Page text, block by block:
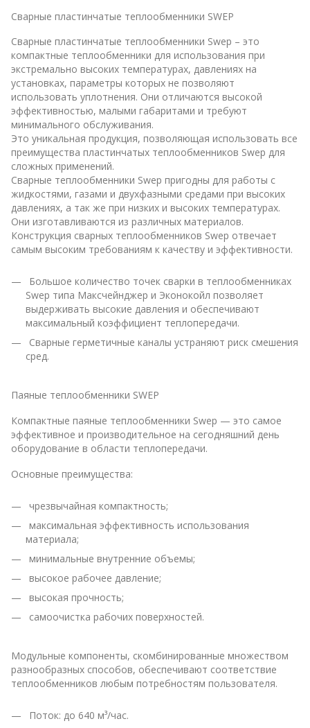
Сварные пластинчатые теплообменники SWEP
Сварные пластинчатые теплообменники Swep – это
компактные теплообменники для использования при
экстремально высоких температурах, давлениях на
установках, параметры которых не позволяют
использовать уплотнения. Они отличаются высокой
эффективностью, малыми габаритами и требуют
минимального обслуживания.
Это уникальная продукция, позволяющая использовать все
преимущества пластинчатых теплообменников Swep для
сложных применений.
Сварные теплообменники Swep пригодны для работы с
жидкостями, газами и двухфазными средами при высоких
давлениях, а так же при низких и высоких температурах.
Они изготавливаются из различных материалов.
Конструкция сварных теплообменников Swep отвечает
самым высоким требованиям к качеству и эффективности.
Большое количество точек сварки в теплообменниках
Swep типа Максчейнджер и Эконокойл позволяет
выдерживать высокие давления и обеспечивают
максимальный коэффициент теплопередачи.
Сварные герметичные каналы устраняют риск смешения
сред.
Паяные теплообменники SWEP
Компактные паяные теплообменники Swep — это самое
эффективное и производительное на сегодняшний день
оборудование в области теплопередачи.
Основные преимущества:
чрезвычайная компактность;
максимальная эффективность использования
материала;
минимальные внутренние объемы;
высокое рабочее давление;
высокая прочность;
самоочистка рабочих поверхностей.
Модульные компоненты, скомбинированные множеством
разнообразных способов, обеспечивают соответствие
теплообменников любым потребностям пользователя.
Поток: до 640 м³/час.